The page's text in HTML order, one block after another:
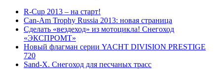
R-Cup 2013 – на старт!
Can-Am Trophy Russia 2013: новая страница
Сделать «вездеход» из мотоцикла! Снегоход
«ЭКСПРОМТ»
Новый флагман серии YACHT DIVISION PRESTIGE
720
Sand-X. Снегоход для песчаных трасс